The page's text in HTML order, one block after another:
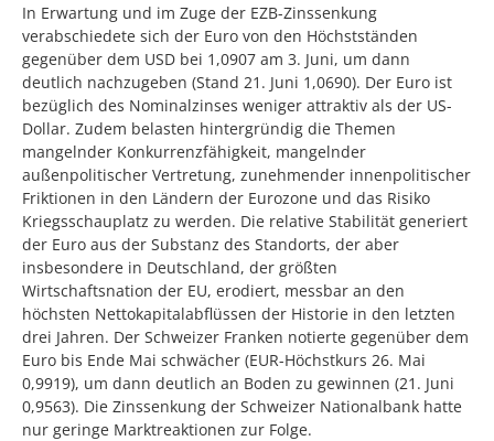
In Erwartung und im Zuge der EZB-Zinssenkung
verabschiedete sich der Euro von den Höchstständen
gegenüber dem USD bei 1,0907 am 3. Juni, um dann
deutlich nachzugeben (Stand 21. Juni 1,0690). Der Euro ist
bezüglich des Nominalzinses weniger attraktiv als der US-
Dollar. Zudem belasten hintergründig die Themen
mangelnder Konkurrenzfähigkeit, mangelnder
außenpolitischer Vertretung, zunehmender innenpolitischer
Friktionen in den Ländern der Eurozone und das Risiko
Kriegsschauplatz zu werden. Die relative Stabilität generiert
der Euro aus der Substanz des Standorts, der aber
insbesondere in Deutschland, der größten
Wirtschaftsnation der EU, erodiert, messbar an den
höchsten Nettokapitalabflüssen der Historie in den letzten
drei Jahren. Der Schweizer Franken notierte gegenüber dem
Euro bis Ende Mai schwächer (EUR-Höchstkurs 26. Mai
0,9919), um dann deutlich an Boden zu gewinnen (21. Juni
0,9563). Die Zinssenkung der Schweizer Nationalbank hatte
nur geringe Marktreaktionen zur Folge.